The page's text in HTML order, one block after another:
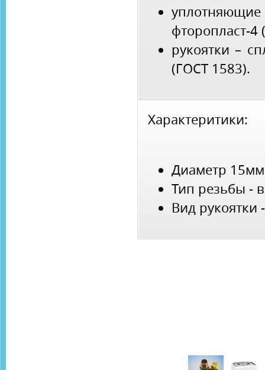
фторопласт-4
рукоятки –
(ГОСТ 1583).
Характеритики:
Диаметр 15мм
Тип резьбы -
Вид рукоятки